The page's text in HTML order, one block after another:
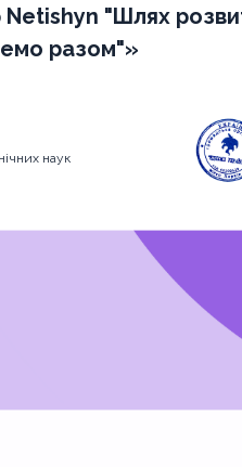
Netishyn "Шлях
разом"»
наук